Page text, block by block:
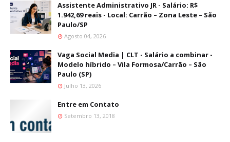
Assistente Administrativo JR - Salário: R$
1.942,69 reais - Local: Carrão – Zona Leste – São
Paulo/SP
Agosto 04, 2026
Vaga Social Media | CLT - Salário a combinar -
Modelo híbrido – Vila Formosa/Carrão – São
Paulo (SP)
Julho 13, 2026
Entre em Contato
Setembro 13, 2018